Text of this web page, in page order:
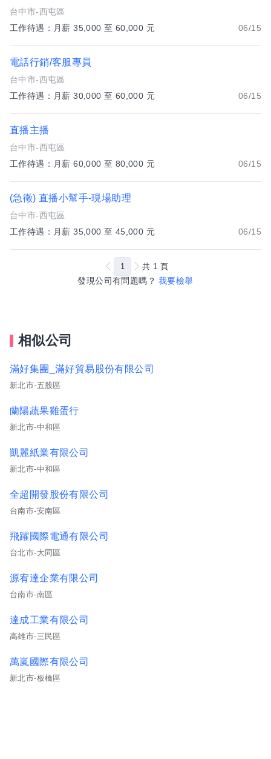
台中市-西屯區
工作待遇：月薪 35,000 至 60,000 元
06/15
電話行銷/客服專員
台中市-西屯區
工作待遇：月薪 30,000 至 60,000 元
06/15
直播主播
台中市-西屯區
工作待遇：月薪 60,000 至 80,000 元
06/15
(急徵) 直播小幫手-現場助理
台中市-西屯區
工作待遇：月薪 35,000 至 45,000 元
06/15
發現公司有問題嗎？ 我要檢舉
1 共 1 頁
相似公司
滿好集團_滿好貿易股份有限公司
新北市-五股區
蘭陽蔬果雞蛋行
新北市-中和區
凱麗紙業有限公司
新北市-中和區
全超開發股份有限公司
台南市-安南區
飛躍國際電通有限公司
台北市-大同區
源宥達企業有限公司
台南市-南區
達成工業有限公司
高雄市-三民區
萬嵐國際有限公司
新北市-板橋區